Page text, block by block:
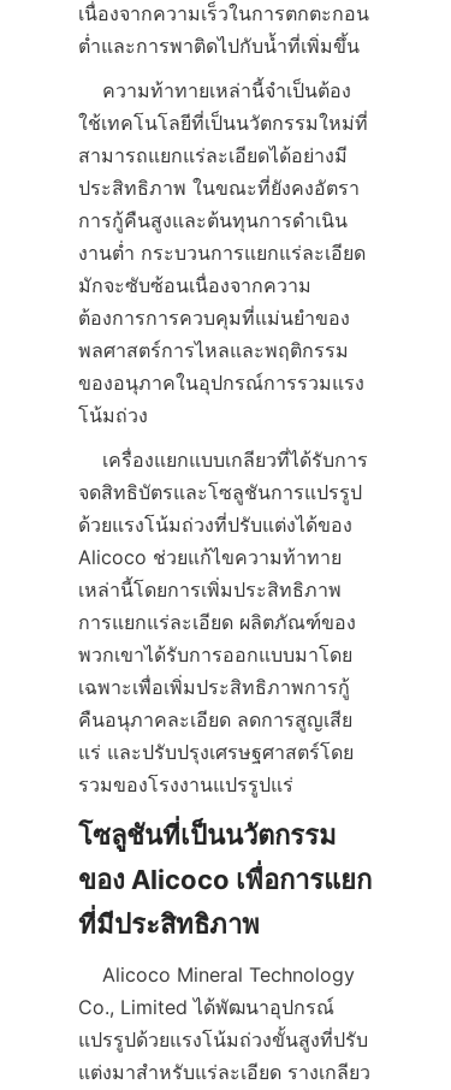
เนื่องจากความเร็วในการตกตะกอน
ใช้เทคโนโลยีที่เป็นนวัตกรรมใหม่ที่
สามารถแยกแร่ละเอียดได้อย่างมี
ประสิทธิภาพ ในขณะที่ยังคงอัตรา
การกู้คืนสูงและต้นทุนการดำเนิน
งานต่ำ กระบวนการแยกแร่ละเอียด
มักจะซับซ้อนเนื่องจากความ
ต้องการการควบคุมที่แม่นยำของ
พลศาสตร์การไหลและพฤติกรรม
ของอนุภาคในอุปกรณ์การรวมแรง
จดสิทธิบัตรและโซลูชันการแปรรูป
ด้วยแรงโน้มถ่วงที่ปรับแต่งได้ของ
Alicoco ช่วยแก้ไขความท้าทาย
เหล่านี้โดยการเพิ่มประสิทธิภาพ
การแยกแร่ละเอียด ผลิตภัณฑ์ของ
พวกเขาได้รับการออกแบบมาโดย
เฉพาะเพื่อเพิ่มประสิทธิภาพการกู้
คืนอนุภาคละเอียด ลดการสูญเสีย
แร่ และปรับปรุงเศรษฐศาสตร์โดย
โซลูชันที่เป็นนวัตกรรม
ของ Alicoco เพื่อการแยก
Co., Limited ได้พัฒนาอุปกรณ์
แปรรูปด้วยแรงโน้มถ่วงขั้นสูงที่ปรับ
แต่งมาสำหรับแร่ละเอียด รางเกลียว